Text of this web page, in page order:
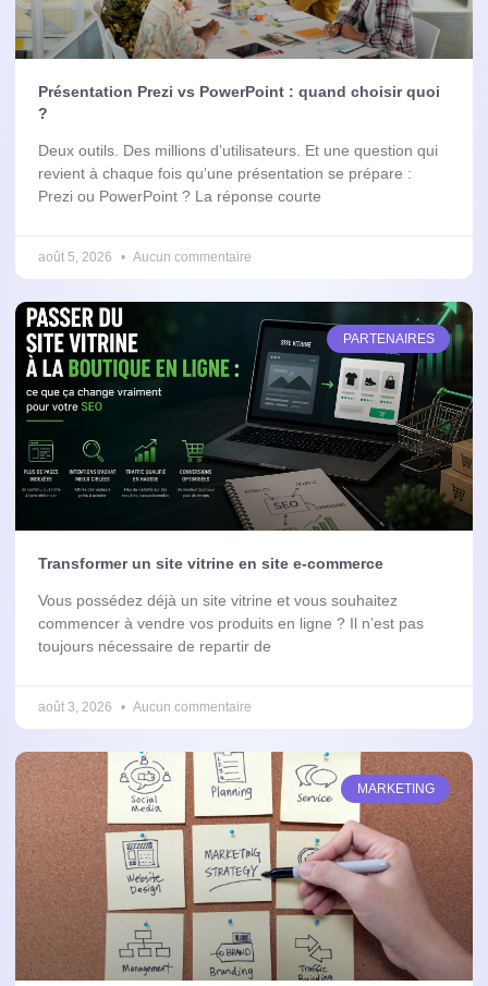
Présentation Prezi vs PowerPoint : quand choisir quoi
?
Deux outils. Des millions d’utilisateurs. Et une question qui
revient à chaque fois qu’une présentation se prépare :
Prezi ou PowerPoint ? La réponse courte
août 5, 2026 Aucun commentaire
PARTENAIRES
Transformer un site vitrine en site e-commerce
Vous possédez déjà un site vitrine et vous souhaitez
commencer à vendre vos produits en ligne ? Il n’est pas
toujours nécessaire de repartir de
août 3, 2026 Aucun commentaire
MARKETING